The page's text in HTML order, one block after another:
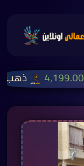
ذهب